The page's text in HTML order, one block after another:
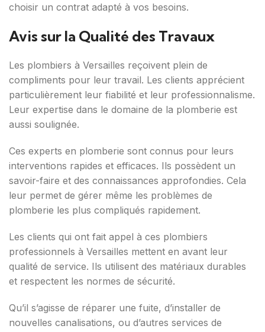
choisir un contrat adapté à vos besoins.
Avis sur la Qualité des Travaux
Les plombiers à Versailles reçoivent plein de
compliments pour leur travail. Les clients apprécient
particulièrement leur fiabilité et leur professionnalisme.
Leur expertise dans le domaine de la plomberie est
aussi soulignée.
Ces experts en plomberie sont connus pour leurs
interventions rapides et efficaces. Ils possèdent un
savoir-faire et des connaissances approfondies. Cela
leur permet de gérer même les problèmes de
plomberie les plus compliqués rapidement.
Les clients qui ont fait appel à ces plombiers
professionnels à Versailles mettent en avant leur
qualité de service. Ils utilisent des matériaux durables
et respectent les normes de sécurité.
Qu’il s’agisse de réparer une fuite, d’installer de
nouvelles canalisations, ou d’autres services de